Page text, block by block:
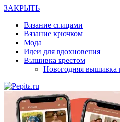
ЗАКРЫТЬ
Вязание спицами
Вязание крючком
Мода
Идеи для вдохновения
Вышивка крестом
Новогодняя вышивка